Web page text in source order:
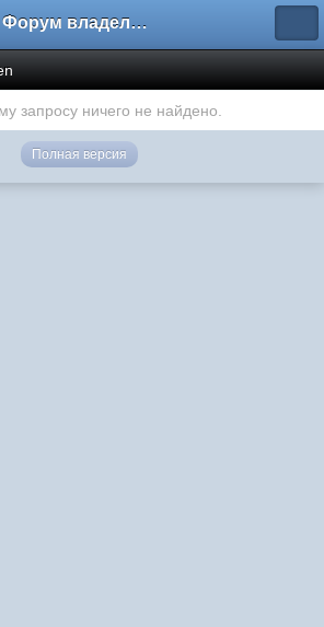
Форум владельцев интернет-магазинов
запросу ничего не найдено.
Полная версия